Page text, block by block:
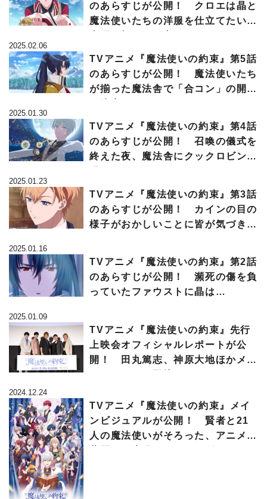
のあらすじが公開！ クロエは晶と
魔法使いたちの洋服を仕立てたいと
2025.02.06
TVアニメ『魔法使いの約束』第5話
のあらすじが公開！ 魔法使いたち
が揃った魔法舎で「合コン」の開催
2025.01.30
TVアニメ『魔法使いの約束』第4話
のあらすじが公開！ 召喚の儀式を
終えた夜、魔法舎にクックロビンが
2025.01.23
TVアニメ『魔法使いの約束』第3話
のあらすじが公開！ カインの目の
様子がおかしいことに皆が気づき始
2025.01.16
TVアニメ『魔法使いの約束』第2話
のあらすじが公開！ 瀕死の傷を負
っていたファウストに晶は…
2025.01.09
TVアニメ『魔法使いの約束』先行
上映会オフィシャルレポートが公
開！ 田丸篤志、神原大地ほかメイ
2024.12.24
TVアニメ『魔法使いの約束』メイ
ンビジュアルが公開！ 賢者と21
人の魔法使いがそろった、アニメの